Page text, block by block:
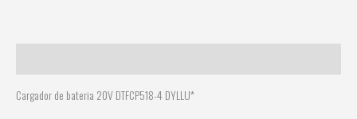
Cargador de bateria 20V DTFCP518-4 DYLLU*